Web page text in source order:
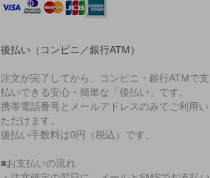
後払い（コンビニ／銀行ATM）
注文が完了してから、コンビニ・銀行ATMで支
払いできる安心・簡単な「後払い」です。
携帯電話番号とメールアドレスのみでご利用い
ただけます。
後払い手数料は0円（税込）です。
■お支払いの流れ